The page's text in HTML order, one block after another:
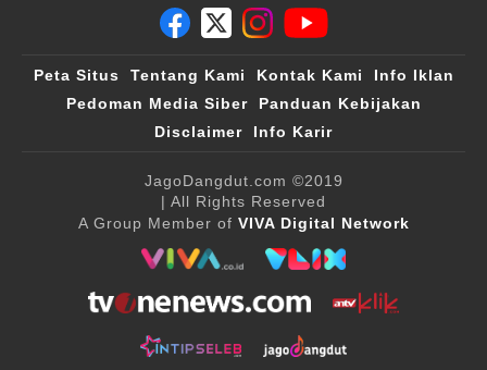
Peta Situs Tentang Kami Kontak Kami
Info Iklan
Pedoman Media Siber
Panduan Kebijakan
Disclaimer
Info Karir
JagoDangdut.com ©2019
| All Rights Reserved
A Group Member of VIVA Digital Network